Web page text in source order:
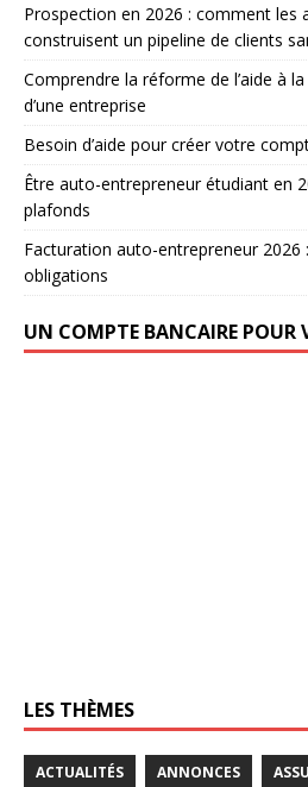
Prospection en 2026 : comment les
construisent un pipeline de clients
Comprendre la réforme de l’aide à
d’une entreprise
Besoin d’aide pour créer votre
Être auto-entrepreneur étudiant en
plafonds
Facturation auto-entrepreneur 2026
obligations
UN COMPTE BANCAIRE POUR
LES THÈMES
ACTUALITÉS ANNONCES